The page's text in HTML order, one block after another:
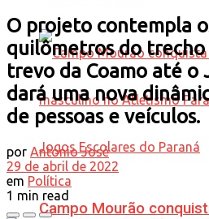
Campo Mourão
O projeto contempla
quilômetros do
trevo da Coamo até o
dará uma nova
de pessoas e veículos.
por Antonio José
29 de abril de 2022
em Política
1 min read